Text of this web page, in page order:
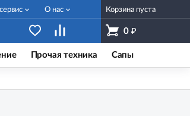
Корзина пуста
0 ₽
О нас
Прочая техника Сапы